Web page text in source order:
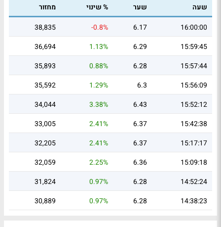
שעה שער % שינוי
מחזור
16:00:00
6.17
-0.8%
38,835
15:59:45
6.29
1.13%
36,694
15:57:44
6.28
0.88%
35,893
15:56:09
6.3
1.29%
35,592
15:52:12
6.43
3.38%
34,044
15:42:38
6.37
2.41%
33,005
15:17:17
6.37
2.41%
32,205
15:09:18
6.36
2.25%
32,059
14:52:24
6.28
0.97%
31,824
14:38:23
6.28
0.97%
30,889